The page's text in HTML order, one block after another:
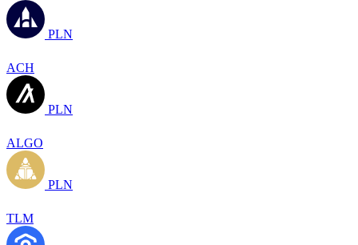
PLN
ACH
PLN
ALGO
PLN
TLM